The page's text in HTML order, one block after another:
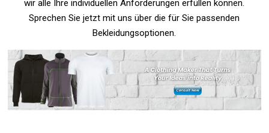
wir alle Ihre individuellen Anforderungen erfüllen können.
Sprechen Sie jetzt mit uns über die für Sie passenden
Bekleidungsoptionen.